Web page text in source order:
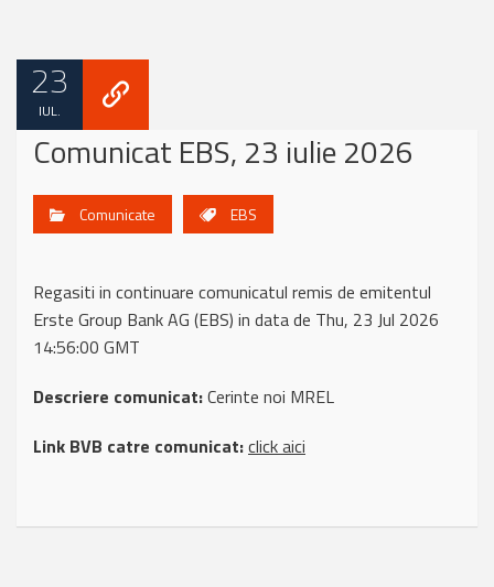
23
IUL.
Comunicat EBS, 23 iulie 2026
Comunicate EBS
Regasiti in continuare comunicatul remis de emitentul
Erste Group Bank AG (EBS) in data de Thu, 23 Jul 2026
14:56:00 GMT
Descriere comunicat:Cerinte noi MREL
Link BVB catre comunicat:click aici